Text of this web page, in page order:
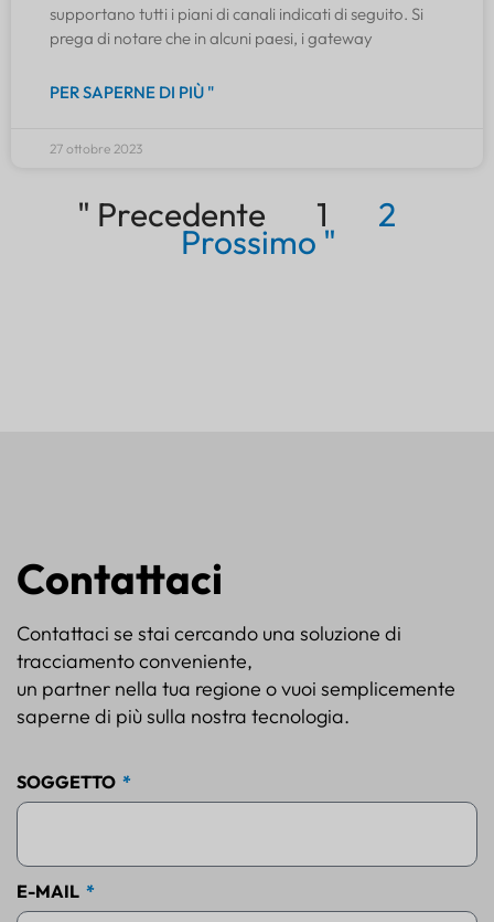
supportano tutti i piani di canali indicati di seguito. Si
prega di notare che in alcuni paesi, i gateway
PER SAPERNE DI PIÙ "
27 ottobre 2023
" Precedente 1 2
Prossimo "
Contattaci
Contattaci se stai cercando una soluzione di
tracciamento conveniente,
un partner nella tua regione o vuoi semplicemente
saperne di più sulla nostra tecnologia.
SOGGETTO
E-MAIL